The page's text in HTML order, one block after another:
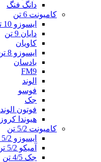
دانگ فنگ
کامیونت 6 تن
ایسوزو 10 تن
دایان 9 تن
کاویان
ایسوزو 8 تن
بادسان
FM9
الوند
فوسو
جک
فوتون الوند
هیوندا کروز
کامیونت 5/2 تن
ایسوزو 5/2 تن
آمیکو 5/2 تن
جک 4/5 تن